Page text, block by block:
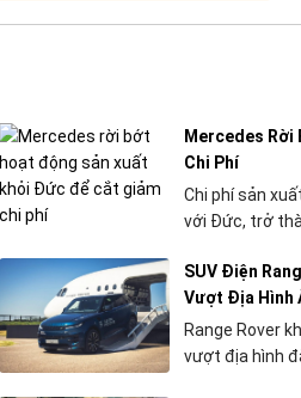
Mercedes Rời
Chi Phí
Chi phí sản
với Đức, trở
SUV Điện
Vượt Địa Hình
Range Rover
vượt địa hình